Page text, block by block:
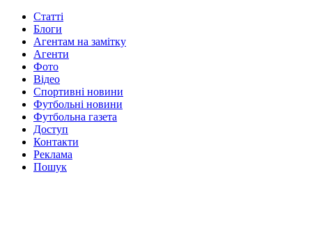
Статті
Блоги
Агентам на замітку
Агенти
Фото
Відео
Спортивні новини
Футбольні новини
Футбольна газета
Доступ
Контакти
Реклама
Пошук